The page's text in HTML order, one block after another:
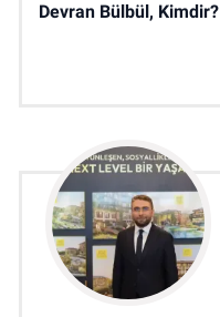
Devran Bülbül, Kimdir?